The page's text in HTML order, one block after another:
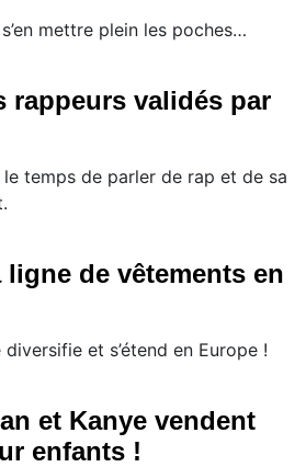
mettre plein les poches…
rappeurs validés par
temps de parler de rap et de sa
ligne de vêtements en
et s’étend en Europe !
et Kanye vendent
enfants !